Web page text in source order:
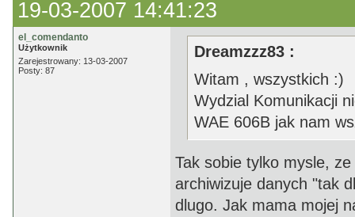
19-03-2007 14:41:23
el_comendanto
Użytkownik
Zarejestrowany: 13-03-2007
Posty: 87
Dreamzzz83 :
Witam , wszystkich :)
Wydzial Komunikacji
WAE 606B jak nam
Tak sobie tylko mysle,
archiwizuje danych "tak
dlugo. Jak mama mojej